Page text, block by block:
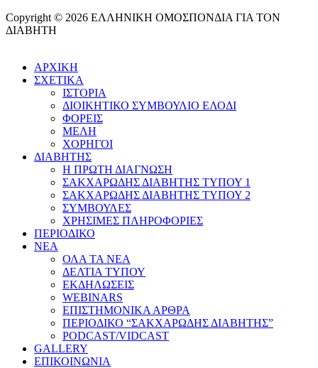
Copyright © 2026 ΕΛΛΗΝΙΚΗ ΟΜΟΣΠΟΝΔΙΑ ΓΙΑ ΤΟΝ
ΔΙΑΒΗΤΗ
ΑΡΧΙΚΗ
ΣΧΕΤΙΚΑ
ΙΣΤΟΡΙΑ
ΔΙΟΙΚΗΤΙΚΟ ΣΥΜΒΟΥΛΙΟ ΕΛΟΔΙ
ΦΟΡΕΙΣ
ΜΕΛΗ
ΧΟΡΗΓΟΙ
ΔΙΑΒΗΤΗΣ
Η ΠΡΩΤΗ ΔΙΑΓΝΩΣΗ
ΣΑΚΧΑΡΩΔΗΣ ΔΙΑΒΗΤΗΣ ΤΥΠΟΥ 1
ΣΑΚΧΑΡΩΔΗΣ ΔΙΑΒΗΤΗΣ ΤΥΠΟΥ 2
ΣΥΜΒΟΥΛΕΣ
ΧΡΗΣΙΜΕΣ ΠΛΗΡΟΦΟΡΙΕΣ
ΠΕΡΙΟΔΙΚΟ
ΝΕΑ
ΟΛΑ ΤΑ ΝΕΑ
ΔΕΛΤΙΑ ΤΥΠΟΥ
ΕΚΔΗΛΩΣΕΙΣ
WEBINARS
ΕΠΙΣΤΗΜΟΝΙΚΑ ΑΡΘΡΑ
ΠΕΡΙΟΔΙΚΟ “ΣΑΚΧΑΡΩΔΗΣ ΔΙΑΒΗΤΗΣ”
PODCAST/VIDCAST
GALLERY
ΕΠΙΚΟΙΝΩΝΙΑ